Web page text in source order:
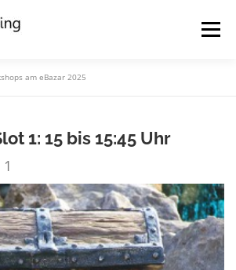
Menü
am eBazar 2025
1: 15 bis 15:45 Uhr